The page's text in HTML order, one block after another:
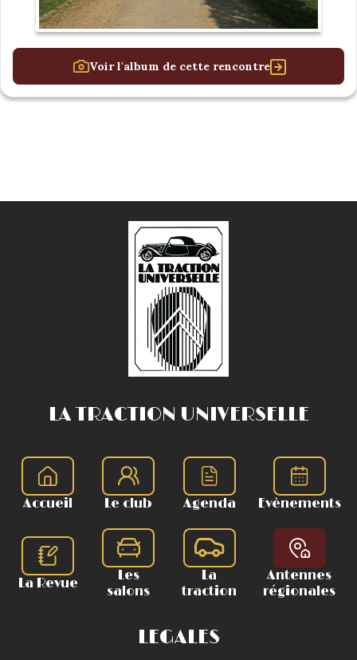
Voir l'album de cette rencontre
LA TRACTION UNIVERSELLE
Accueil Le club Agenda Evènements
La Revue
Les
salons
La
traction
Antennes
régionales
LEGALES